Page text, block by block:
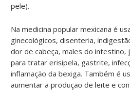
pele).
Na medicina popular mexicana é
ginecológicos, disenteria,
dor de cabeça, males do intestino,
para tratar erisipela, gastrite,
inflamação da bexiga. Também é
aumentar a produção de leite e